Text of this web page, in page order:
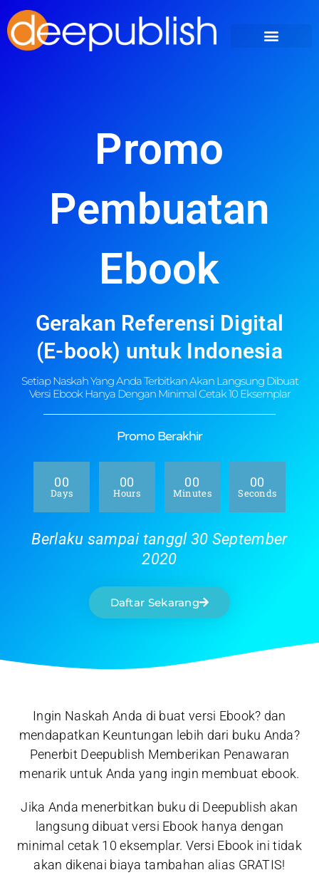
Promo
Pembuatan
Ebook
Gerakan Referensi Digital
(E-book) untuk Indonesia
Setiap Naskah Yang Anda Terbitkan Akan Langsung Dibuat
Versi Ebook Hanya Dengan Minimal Cetak 10 Eksemplar
Promo Berakhir
00
Days
00
Hours
00
Minutes
00
Seconds
Berlaku sampai tanggl 30 September
2020
Daftar Sekarang
Ingin Naskah Anda di buat versi Ebook? dan
mendapatkan Keuntungan lebih dari buku Anda?
Penerbit Deepublish Memberikan Penawaran
menarik untuk Anda yang ingin membuat ebook.
Jika Anda menerbitkan buku di Deepublish akan
langsung dibuat versi Ebook hanya dengan
minimal cetak 10 eksemplar. Versi Ebook ini tidak
akan dikenai biaya tambahan alias GRATIS!